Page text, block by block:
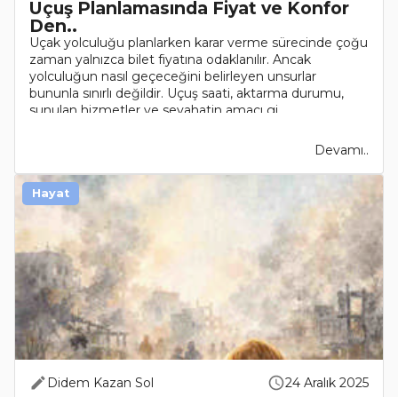
Uçuş Planlamasında Fiyat ve Konfor
Den..
Uçak yolculuğu planlarken karar verme sürecinde çoğu
zaman yalnızca bilet fiyatına odaklanılır. Ancak
yolculuğun nasıl geçeceğini belirleyen unsurlar
bununla sınırlı değildir. Uçuş saati, aktarma durumu,
sunulan hizmetler ve seyahatin amacı gi..
Devamı..
Didem Kazan Sol 24 Aralık 2025
Hayat